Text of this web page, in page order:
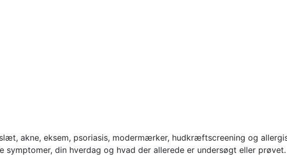
akne, eksem, psoriasis, modermærker, hudkræftscreening og
din hverdag og hvad der allerede er undersøgt eller prøvet.